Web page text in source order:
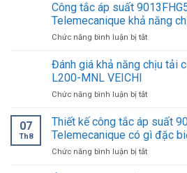
Công tắc áp suất
Telemecanique khả năng
Chức năng bình luận bị tắtở
tắc
khả
năng
chịu
tải
Đánh giá khả năng chịu tải
L200-MNL VEICHI
Chức năng bình luận bị tắtở
giá
khả
năng
chịu
07
Th8
Thiết kế công tắc áp suất
Telemecanique có gì đặc
Chức năng bình luận bị tắtở